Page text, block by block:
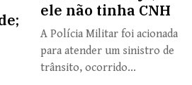
ele não tinha CNH
A Polícia Militar foi acionada
para atender um sinistro de
trânsito, ocorrido...